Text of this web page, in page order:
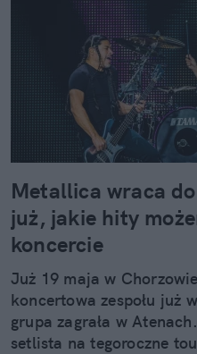
Metallica wraca
już, jakie hity
koncercie
Już 19 maja w
koncertowa zespołu już
grupa zagrała w
setlista na tegoroczne